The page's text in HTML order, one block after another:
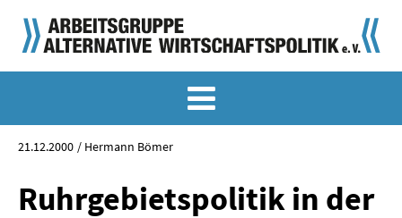
21.12.2000 Hermann Bömer
Ruhrgebietspolitik in der